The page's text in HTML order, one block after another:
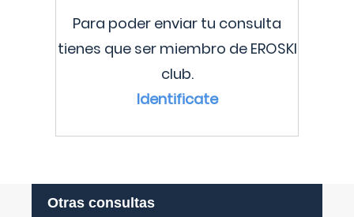
Para poder enviar tu consulta
tienes que ser miembro de EROSKI
club.
Identificate
Otras consultas